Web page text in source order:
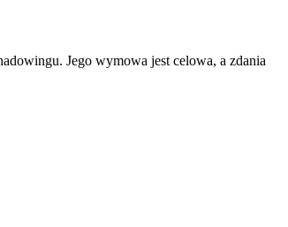
Jego wymowa jest celowa, a zdania